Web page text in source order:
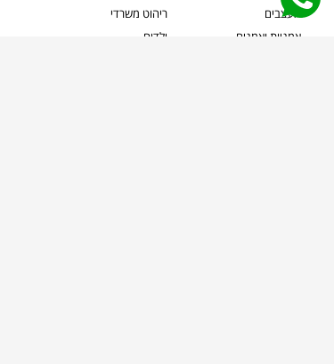
מעצבים
אמניות ואמנים
ריהוט משרדי
ילדים